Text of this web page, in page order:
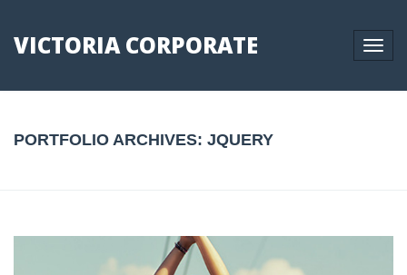
Toggle
VICTORIA CORPORATE
PORTFOLIO ARCHIVES: JQUERY